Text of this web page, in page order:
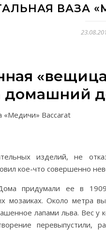
ВАЗА
домашний
изделий, не
кое-что совершенно
придумали ее в
мозаиках. Около метра
лапами льва. Вес
перевыпустили,